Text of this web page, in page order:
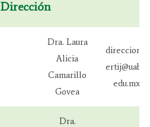
Dirección
Dra. Laura
Alicia
Camarillo
Govea
direccion.d
ertij@uabc.
edu.mx
Dra.